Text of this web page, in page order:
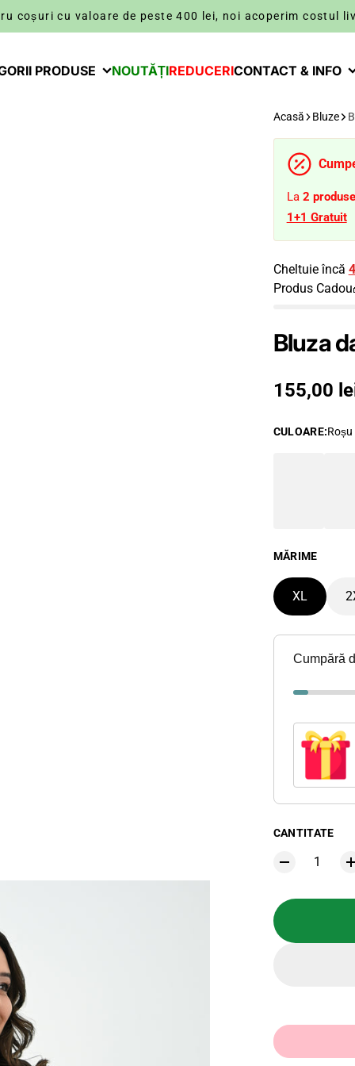
coșuri cu valoare de peste 400 lei, noi acoperim costul
PRODUSE NOUTĂȚIREDUCERICONTACT & INFO
Acasă Bluze
La 2 produse
1+1 Gratuit
Cheltuie încă
Produs
Bluza
Preț
155,00
CULOARE:Roșu
MĂRIME
XL
Cumpără
CANTITATE